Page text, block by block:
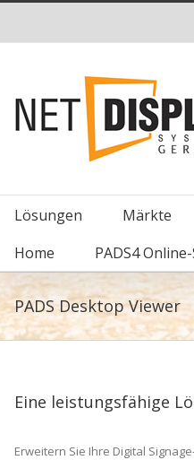
Lösungen Märkte
Home
PADS4
PADS Desktop Viewer
Eine leistungsfähige
Erweitern Sie Ihre Digital